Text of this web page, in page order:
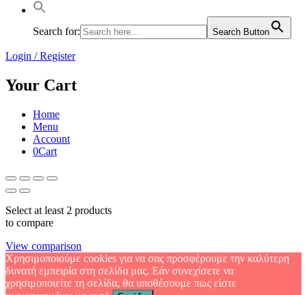
Search for: Search Button
Login / Register
Your Cart
Home
Menu
Account
0Cart
Select at least 2 products
to compare
View comparison
Χρησιμοποιούμε cookies για να σας προσφέρουμε την καλύτερη
δυνατή εμπειρία στη σελίδα μας. Εάν συνεχίσετε να
χρησιμοποιείτε τη σελίδα, θα υποθέσουμε πως είστε